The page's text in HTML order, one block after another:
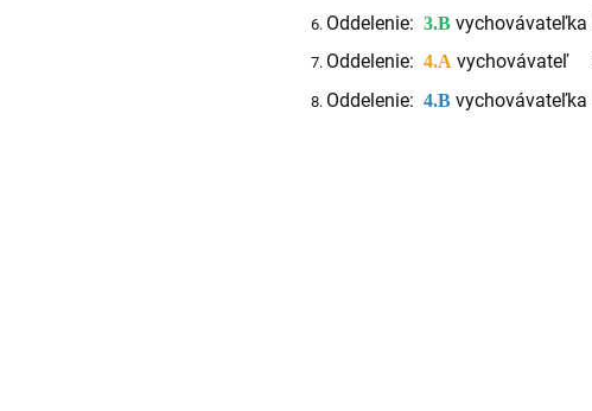
Oddelenie:3.B vychovávateľka
Oddelenie:4.A vychovávateľ
Oddelenie:4.B vychovávateľka